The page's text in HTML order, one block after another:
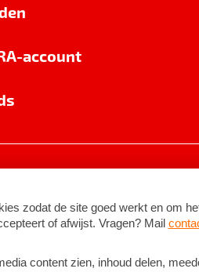
account
2026BNNVARA